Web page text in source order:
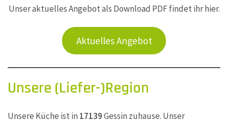
Unser aktuelles Angebot als Download PDF findet ihr hier.
Aktuelles Angebot
Unsere (Liefer-)Region
Unsere Küche ist in 17139Gessin zuhause. Unser